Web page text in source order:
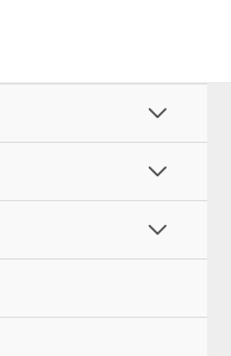
menú
menú